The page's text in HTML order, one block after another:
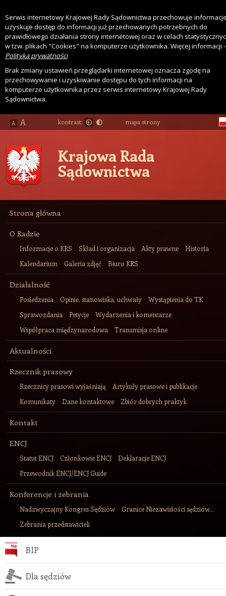
Serwis internetowy Krajowej Rady Sądownictwa przechowuje
uzyskuje dostęp do informacji już przechowanych potrzebnych do
prawidłowego działania strony internetowej oraz w celach
w tzw. plikach "Cookies" na komputerze użytkownika. Więcej informacji -
Polityka prywatności
Brak zmiany ustawień przeglądarki internetowej oznacza zgodę na
przechowywanie i uzyskiwanie dostępu do tych informacji na
komputerze użytkownika przez serwis internetowy Krajowej Rady
Sądownictwa.
Krajowa Rada
Sądownictwa
A A kontrast: mapa strony
Strona główna
O Radzie
Informacje o KRS Skład i organizacja Akty prawne
Historia
Kalendarium
Galeria zdjęć Biuro KRS
Działalność
Posiedzenia Opinie, stanowiska, uchwały
Wystąpienia do TK
Sprawozdania
Petycje
Wydarzenia i komentarze
Współpraca międzynarodowa
Transmisja online
Aktualności
Rzecznik prasowy
Rzecznicy prasowi wyjaśniają
Artykuły prasowe i publikacje
Komunikaty
Dane kontaktowe Zbiór dobrych praktyk
Kontakt
ENCJ
Statut ENCJ Członkowie ENCJ
Deklaracje ENCJ
Przewodnik ENCJ/ENCJ Guide
Konferencje i zebrania
Nadzwyczajny Kongres Sędziów
Granice Niezawisłości sędziów...
Zebrania przedstawicieli
BIP
Dla sędziów